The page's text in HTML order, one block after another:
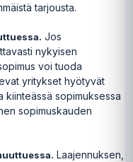
tarjousta.
Jos
nykyisen
voi tuoda
yritykset hyötyvät
kiinteässä sopimuksessa
sopimuskauden
Laajennuksen,